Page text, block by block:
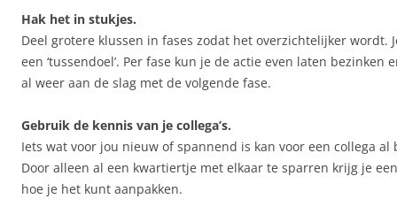
Hak het in stukjes.
Deel grotere klussen in fases zodat het overzichtelijker wordt.
een ‘tussendoel’. Per fase kun je de actie even laten bezinken
al weer aan de slag met de volgende fase.
Gebruik de kennis van je collega’s.
Iets wat voor jou nieuw of spannend is kan voor een collega
Door alleen al een kwartiertje met elkaar te sparren krijg je
hoe je het kunt aanpakken.